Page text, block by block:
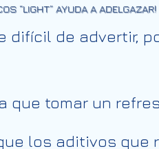
“LIGHT” AYUDA A ADELGAZAR!
difícil de advertir,
que tomar un
los aditivos que